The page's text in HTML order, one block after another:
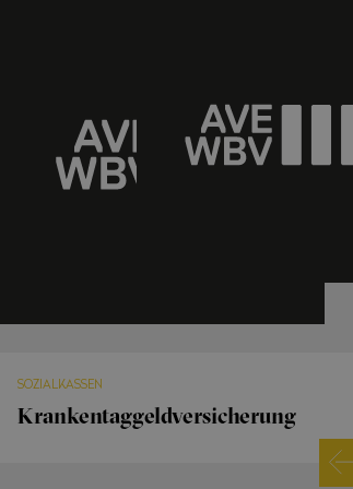
SOZIALKASSEN
Krankentaggeldversicherung